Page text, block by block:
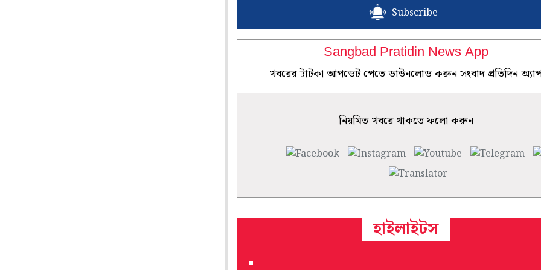
Subscribe
Sangbad Pratidin News App
খবরের টাটকা আপডেট পেতে ডাউনলোড করুন সংবাদ প্রতিদিন
নিয়মিত খবরে থাকতে ফলো করুন
হাইলাইটস